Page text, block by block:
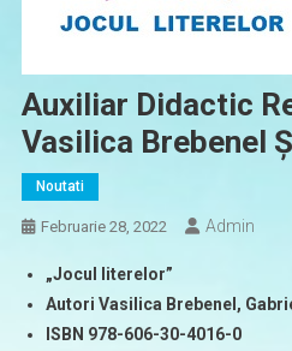
Auxiliar Didactic
Vasilica Brebenel
Noutati
Februarie 28, 2022 Admin
„Jocul literelor”
Autori Vasilica Brebenel,
ISBN 978-606-30-4016-0